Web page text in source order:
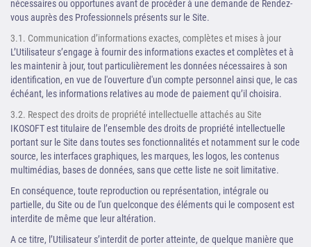
nécessaires ou opportunes avant de procéder à une demande de Rendez-
vous auprès des Professionnels présents sur le Site.
3.1. Communication d’informations exactes, complètes et mises à jour
L’Utilisateur s’engage à fournir des informations exactes et complètes et à
les maintenir à jour, tout particulièrement les données nécessaires à son
identification, en vue de l'ouverture d'un compte personnel ainsi que, le cas
échéant, les informations relatives au mode de paiement qu’il choisira.
3.2. Respect des droits de propriété intellectuelle attachés au Site
IKOSOFT est titulaire de l’ensemble des droits de propriété intellectuelle
portant sur le Site dans toutes ses fonctionnalités et notamment sur le code
source, les interfaces graphiques, les marques, les logos, les contenus
multimédias, bases de données, sans que cette liste ne soit limitative.
En conséquence, toute reproduction ou représentation, intégrale ou
partielle, du Site ou de l'un quelconque des éléments qui le composent est
interdite de même que leur altération.
A ce titre, l’Utilisateur s’interdit de porter atteinte, de quelque manière que